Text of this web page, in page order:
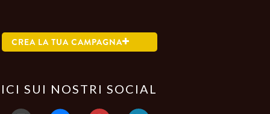
CREA LA TUA CAMPAGNA
SUI NOSTRI SOCIAL